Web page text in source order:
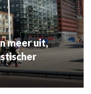
meer uit,